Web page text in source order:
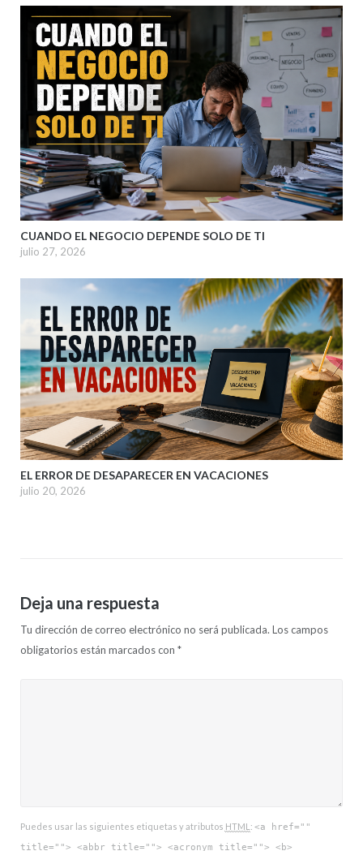
CUANDO EL NEGOCIO DEPENDE SOLO DE TI
julio 27, 2026
EL ERROR DE DESAPARECER EN VACACIONES
julio 20, 2026
Deja una respuesta
Tu dirección de correo electrónico no será publicada. Los campos
obligatorios están marcados con *
Puedes usar las siguientes etiquetas y atributos HTML : <a href=""
title=""> <abbr title=""> <acronym title=""> <b>